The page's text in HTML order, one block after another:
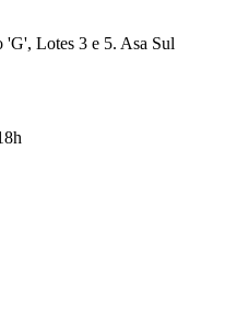
Lotes 3 e 5. Asa Sul